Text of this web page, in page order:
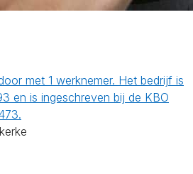
met 1 werknemer. Het bedrijf is
en is ingeschreven bij de KBO